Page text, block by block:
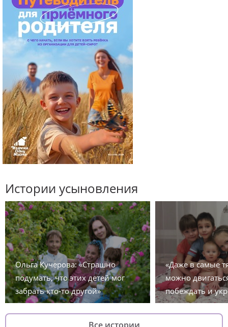
Истории усыновления
Ольга Кучерова: «Страшно
подумать, что этих детей мог
забрать кто-то другой»
«Даже в самые
можно
побеждать и